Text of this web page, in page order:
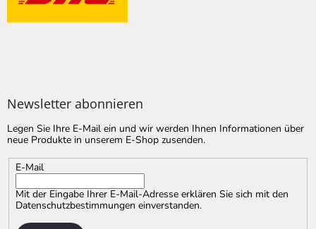
Newsletter abonnieren
Legen Sie Ihre E-Mail ein und wir werden Ihnen Informationen über
neue Produkte in unserem E-Shop zusenden.
E-Mail
Mit der Eingabe Ihrer E-Mail-Adresse erklären Sie sich mit den
Datenschutzbestimmungen einverstanden.